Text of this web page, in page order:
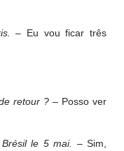
– Eu vou ficar três
retour ? – Posso ver
le 5 mai. – Sim,